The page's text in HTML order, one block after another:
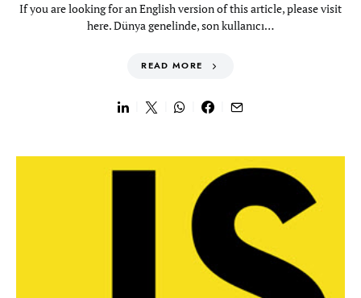
If you are looking for an English version of this article, please visit
here. Dünya genelinde, son kullanıcı…
READ MORE